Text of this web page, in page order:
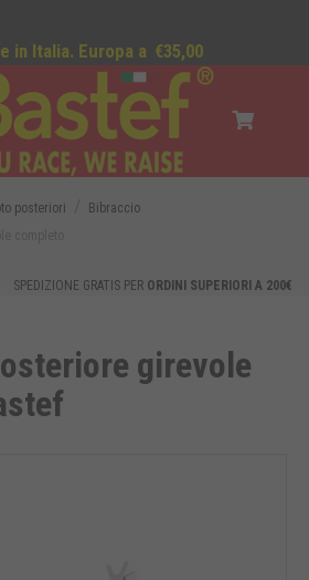
in Italia. Europa a €35,00
posteriori
Bibraccio
SPEDIZIONE GRATIS PER ORDINI SUPERIORI A 200€
girevole